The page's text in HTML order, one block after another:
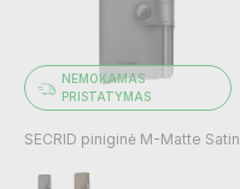
NEMOKAMAS
PRISTATYMAS
SECRID piniginė M-Matte Satin